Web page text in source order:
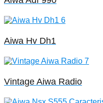
Aiwa Hv Dh1
Vintage Aiwa Radio